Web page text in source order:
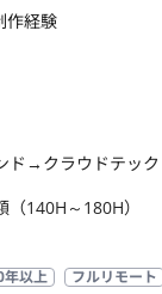
作経験
ド→クラウドテック
（140H～180H）
年以上 フルリモート